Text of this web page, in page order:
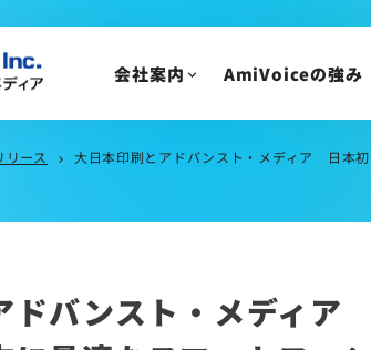
トピックス
メディア掲載
イベント・セミナー
会社案内 AmiVoiceの強み
リース chevron_right 大日本印刷とアドバンスト・メディア 日本初 ネットスーパーへの
ドバンスト・メディ